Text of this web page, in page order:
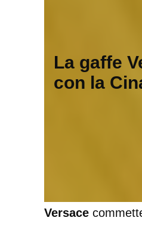
La gaffe
con la
Versace